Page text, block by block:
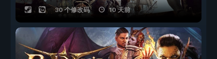
30 个修改码 10 天前